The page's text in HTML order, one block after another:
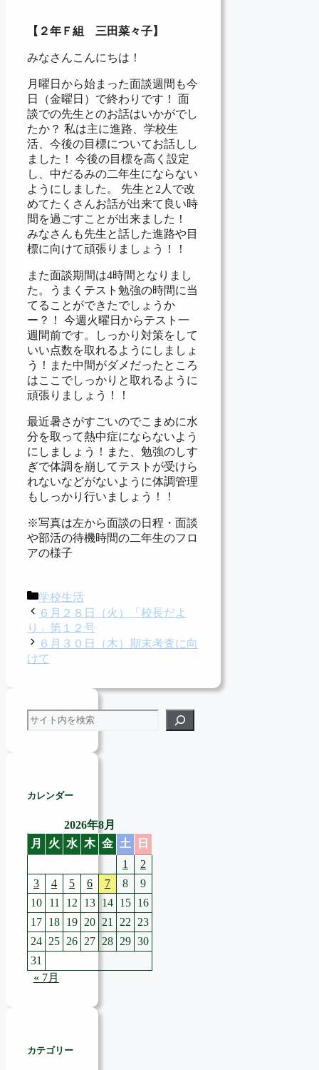
【２年Ｆ組 三田菜々子】
みなさんこんにちは！
月曜日から始まった面談週間も今
日（金曜日）で終わりです！ 面
談での先生とのお話はいかがでし
たか？ 私は主に進路、学校生
活、今後の目標についてお話しし
ました！ 今後の目標を高く設定
し、中だるみの二年生にならない
ようにしました。 先生と2人で改
めてたくさんお話が出来て良い時
間を過ごすことが出来ました！
みなさんも先生と話した進路や目
標に向けて頑張りましょう！！
また面談期間は4時間となりまし
た。うまくテスト勉強の時間に当
てることができたでしょうか
ー？！ 今週火曜日からテスト一
週間前です。しっかり対策をして
いい点数を取れるようにしましょ
う！また中間がダメだったところ
はここでしっかりと取れるように
頑張りましょう！！
最近暑さがすごいのでこまめに水
分を取って熱中症にならないよう
にしましょう！また、勉強のしす
ぎで体調を崩してテストが受けら
れないなどがないように体調管理
もしっかり行いましょう！！
※写真は左から面談の日程・面談
や部活の待機時間の二年生のフロ
アの様子
カ
テ
ゴ
リ
ー
学校生活
６月２８日（火）「校長だよ
り」第１２号
６月３０日（木）期末考査に向
けて
検索
カレンダー
2026年8月
月
火 水 木 金 土
日
1
2
3
4 5 6 7 8
9
10
11 12 13 14 15 16
17 18 19 20 21 22
23
24 25 26 27 28 29 30
31
« 7月
カテゴリー